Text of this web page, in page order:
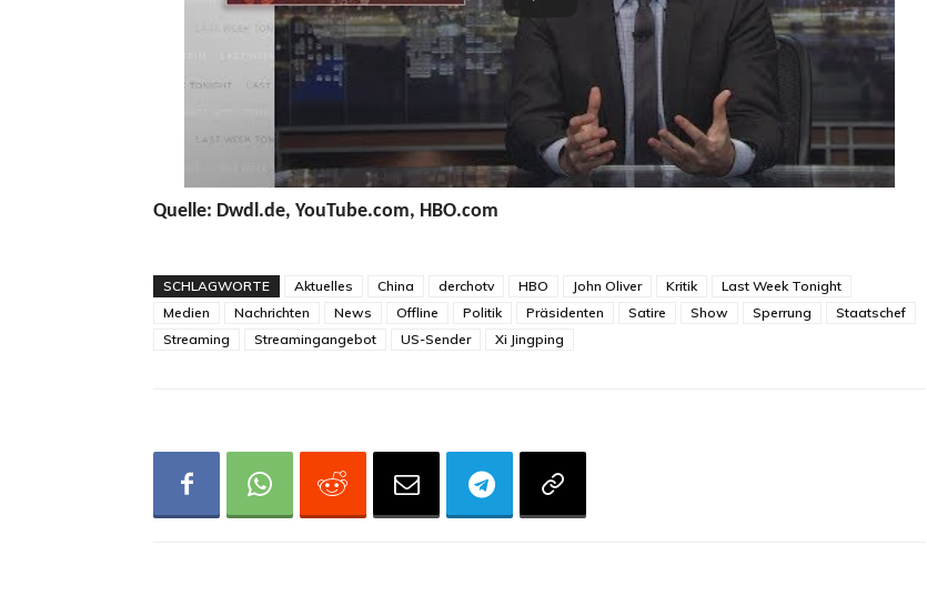
Quelle: Dwdl.de, YouTube.com, HBO.com
SCHLAGWORTE Aktuelles China derchotv HBO John Oliver Kritik
Last Week Tonight
Medien
Nachrichten News Offline Politik Präsidenten Satire Show Sperrung
Staatschef
Streaming
Streamingangebot US-Sender Xi Jingping